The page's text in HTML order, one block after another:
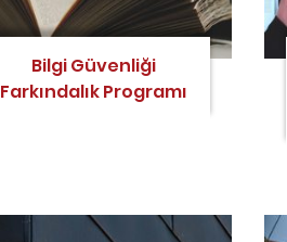
Bilgi Güvenliği
Farkındalık Programı